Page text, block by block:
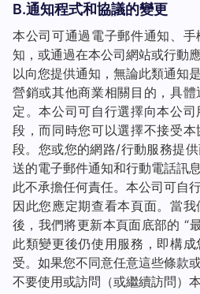
B.通知程式和協議的變更
本公司可通過電子郵件通知、
知，或通過在本公司網站或行動
以向您提供通知，無論此類通知
營銷或其他商業相關目的，具
定。本公司可自行選擇向本公
段，而同時您可以選擇不接受
段。您或您的網路/行動服務提
送的電子郵件通知和行動電話訊
此不承擔任何責任。本公司可自
因此您應定期查看本頁面。當
後，我們將更新本頁面底部的 “
此類變更後仍使用服務，即構
受。如果您不同意任意這些條款
不要使用或訪問（或繼續訪問）本